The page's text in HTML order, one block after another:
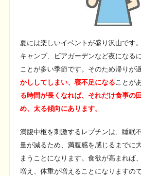
夏には楽しいイベントが盛り沢山です
キャンプ、ビアガーデンなど夜になる
ことが多い季節です。そのため帰りが
かししてしまい、寝不足になることが
る時間が長くなれば、それだけ食事の
め、太る傾向にあります。
満腹中枢を刺激するレプチンは、睡眠
量が減るため、満腹感を感じるまでに
まうことになります。食欲が高まれば
増え、体重が増えることになりますので